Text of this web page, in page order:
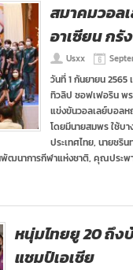
สมาคมวอล
อาเซียน กรั
Usxx
วันที่ 1 กันยายน 2565
ทิวลิป ซอฟเฟอริน พร
แข่งขันวอลเลย์บอล
โดยมีนายสมพร ใช้บ
ประเทศไทย, นายชริ
ฒนาการกีฬาแห่งชาติ, คุณประ
หนุ่มไทยยู 20 ถึง
แชมป์เอเชีย